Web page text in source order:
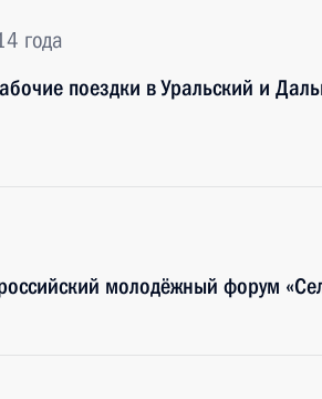
года
поездки в Уральский и
молодёжный форум